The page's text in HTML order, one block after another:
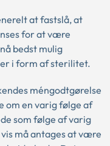
at fastslå, at
for at være
bedst mulig
i form af sterilitet.
méngodtgørelse
om en varig følge af
som følge af varig
må antages at være